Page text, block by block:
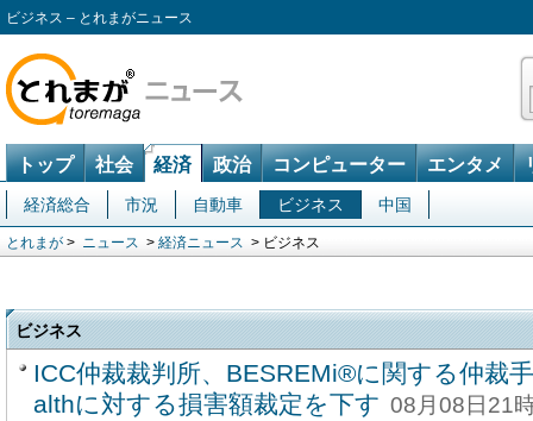
ビジネス – とれまがニュース
トップ 社会 経済 政治 コンピューター エンタメ
経済総合 市況 自動車 ビジネス 中国
とれまが > ニュース > 経済ニュース > ビジネス
ビジネス
ICC仲裁裁判所、BESREMi®に関する仲裁
althに対する損害額裁定を下す 08月08日21